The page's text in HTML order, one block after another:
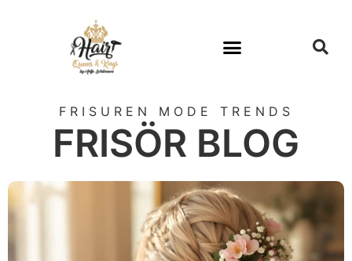
FRISUREN MODE TRENDS
FRISÖR BLOG